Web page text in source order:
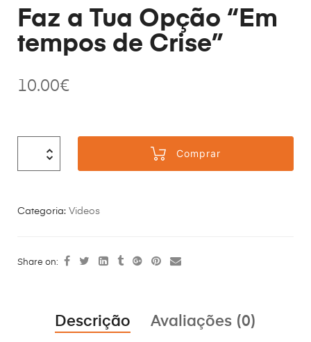
Faz a Tua Opção “Em
tempos de Crise”
10.00€
Comprar
Categoria: Videos
Share on:
Descrição Avaliações (0)